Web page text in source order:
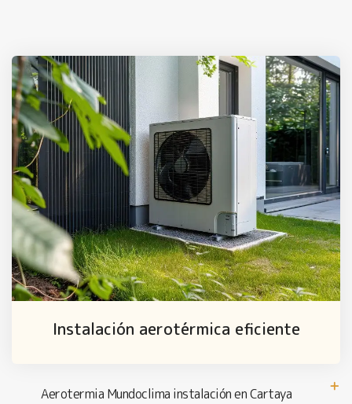
Instalación aerotérmica eficiente
Aerotermia Mundoclima instalación en Cartaya